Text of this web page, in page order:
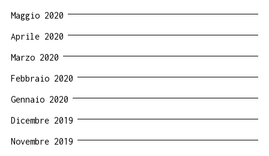
Maggio 2020
Aprile 2020
Marzo 2020
Febbraio 2020
Gennaio 2020
Dicembre 2019
Novembre 2019